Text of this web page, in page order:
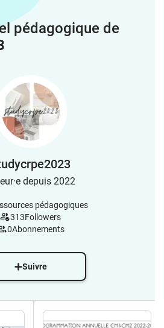
pédagogique de
depuis 2022
pédagogiques
313Followers
0Abonnements
Suivre